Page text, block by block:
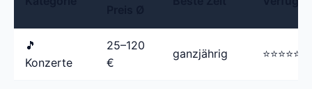
🎵
Konzerte
25–120
€
ganzjährig ⭐⭐⭐⭐⭐